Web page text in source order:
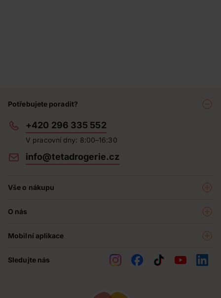
Potřebujete poradit?
+420 296 335 552
V pracovní dny: 8:00–16:30
info@tetadrogerie.cz
Vše o nákupu
Prodejny
Obchodní podmínky
O nás
Teta pomáhá
Mobilní aplikace
Sledujte nás